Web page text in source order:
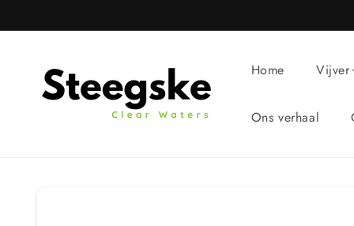
content
Home Vijver
Ons verhaal